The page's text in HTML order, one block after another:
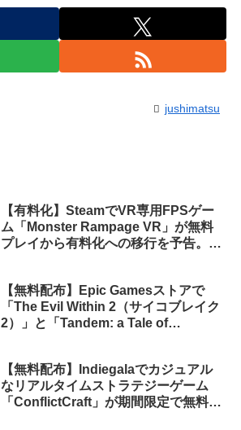
jushimatsu
【有料化】SteamでVR専用FPSゲー
ム「Monster Rampage VR」が無料
プレイから有料化への移行を予告。今
【無料配布】Epic Gamesストアで
「The Evil Within 2（サイコブレイク
2）」と「Tandem: a Tale of
【無料配布】Indiegalaでカジュアル
なリアルタイムストラテジーゲーム
「ConflictCraft」が期間限定で無料配